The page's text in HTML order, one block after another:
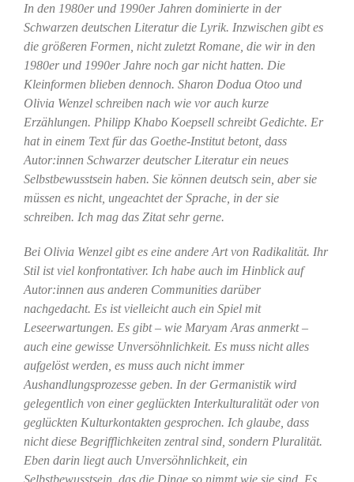
In den 1980er und 1990er Jahren dominierte in der
Schwarzen deutschen Literatur die Lyrik. Inzwischen gibt es
die größeren Formen, nicht zuletzt Romane, die wir in den
1980er und 1990er Jahre noch gar nicht hatten. Die
Kleinformen blieben dennoch. Sharon Dodua Otoo und
Olivia Wenzel schreiben nach wie vor auch kurze
Erzählungen. Philipp Khabo Koepsell schreibt Gedichte. Er
hat in einem Text für das Goethe-Institut betont, dass
Autor:innen Schwarzer deutscher Literatur ein neues
Selbstbewusstsein haben. Sie können deutsch sein, aber sie
müssen es nicht, ungeachtet der Sprache, in der sie
schreiben. Ich mag das Zitat sehr gerne.
Bei Olivia Wenzel gibt es eine andere Art von Radikalität. Ihr
Stil ist viel konfrontativer. Ich habe auch im Hinblick auf
Autor:innen aus anderen Communities darüber
nachgedacht. Es ist vielleicht auch ein Spiel mit
Leseerwartungen. Es gibt – wie Maryam Aras anmerkt –
auch eine gewisse Unversöhnlichkeit. Es muss nicht alles
aufgelöst werden, es muss auch nicht immer
Aushandlungsprozesse geben. In der Germanistik wird
gelegentlich von einer geglückten Interkulturalität oder von
geglückten Kulturkontakten gesprochen. Ich glaube, dass
nicht diese Begrifflichkeiten zentral sind, sondern Pluralität.
Eben darin liegt auch Unversöhnlichkeit, ein
Selbstbewusstsein, das die Dinge so nimmt wie sie sind. Es